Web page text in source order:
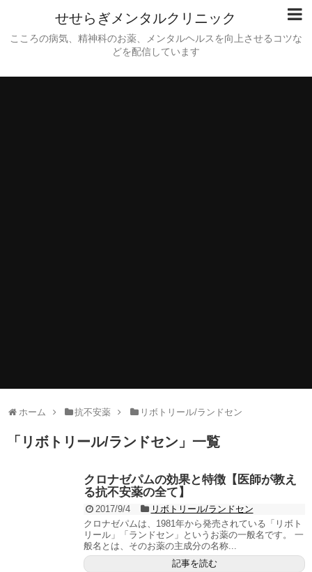
せせらぎメンタルクリニック
こころの病気、精神科のお薬、メンタルヘルスを向上させるコツな
どを配信しています
ホーム 抗不安薬 リボトリール/ランドセン
「 リボトリール/ランドセン 」 一覧
クロナゼパムの効果と特徴【医師が教え
る抗不安薬の全て】
2017/9/4
リボトリール/ランドセン
クロナゼパムは、1981年から発売されている「リボト
リール」「ランドセン」というお薬の一般名です。 一
般名とは、そのお薬の主成分の名称...
記事を読む